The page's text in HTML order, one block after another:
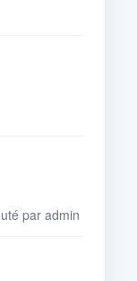
par admin